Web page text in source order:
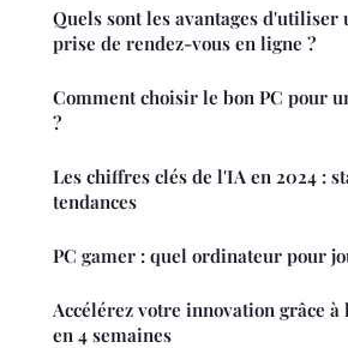
Quels sont les avantages d'utiliser
prise de rendez-vous en ligne ?
Comment choisir le bon PC pour
?
Les chiffres clés de l'IA en 2024 :
tendances
PC gamer : quel ordinateur pour
Accélérez votre innovation grâce
en 4 semaines